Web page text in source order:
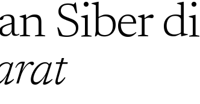
Siber di